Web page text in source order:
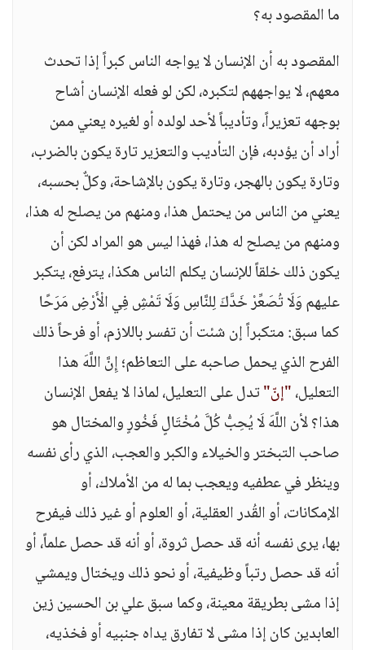
ما المقصود به؟
المقصود به أن الإنسان لا يواجه الناس كبراً إذا تحدث
معهم، لا يواجههم لتكبره، لكن لو فعله الإنسان أشاح
بوجهه تعزيراً، وتأديباً لأحد لولده أو لغيره يعني ممن
أراد أن يؤدبه، فإن التأديب والتعزير تارة يكون بالضرب،
وتارة يكون بالهجر، وتارة يكون بالإشاحة، وكلٌّ بحسبه،
يعني من الناس من يحتمل هذا، ومنهم من يصلح له هذا،
ومنهم من يصلح له هذا، فهذا ليس هو المراد لكن أن
يكون ذلك خلقاً للإنسان يكلم الناس هكذا، يترفع، يتكبر
عليهم وَلَا تُصَعِّرْ خَدَّكَ لِلنَّاسِ وَلَا تَمْشِ فِي الْأَرْضِ مَرَحًا
كما سبق: متكبراً إن شئت أن تفسر باللازم، أو فرحاً ذلك
الفرح الذي يحمل صاحبه على التعاظم؛ إِنَّ اللَّهَ هذا
التعليل،"إنّ"تدل على التعليل، لماذا لا يفعل الإنسان
هذا؟ لأن اللَّهَ لَا يُحِبُّ كُلَّ مُخْتَالٍ فَخُورٍ والمختال هو
صاحب التبختر والخيلاء والكبر والعجب، الذي رأى نفسه
وينظر في عطفيه ويعجب بما له من الأملاك، أو
الإمكانات، أو القُدر العقلية، أو العلوم أو غير ذلك فيفرح
بها، يرى نفسه أنه قد حصل ثروة، أو أنه قد حصل علماً، أو
أنه قد حصل رتباً وظيفية، أو نحو ذلك ويختال ويمشي
إذا مشى بطريقة معينة، وكما سبق علي بن الحسين زين
العابدين كان إذا مشى لا تفارق يداه جنبيه أو فخذيه،